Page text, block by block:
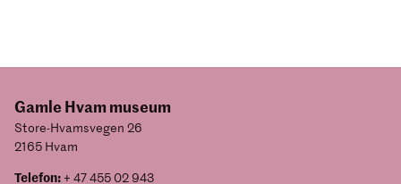
Gamle Hvam museum
Store-Hvamsvegen 26
2165 Hvam
Telefon:+ 47 455 02 943